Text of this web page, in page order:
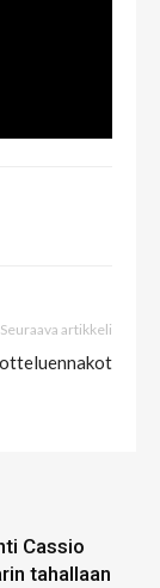
Seuraava artikkeli
Cassio
tahallaan